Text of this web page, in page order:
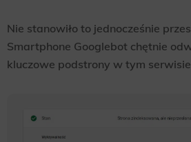
Nie stanowiło to jednocześnie
Smartphone Googlebot chętnie
kluczowe podstrony w tym